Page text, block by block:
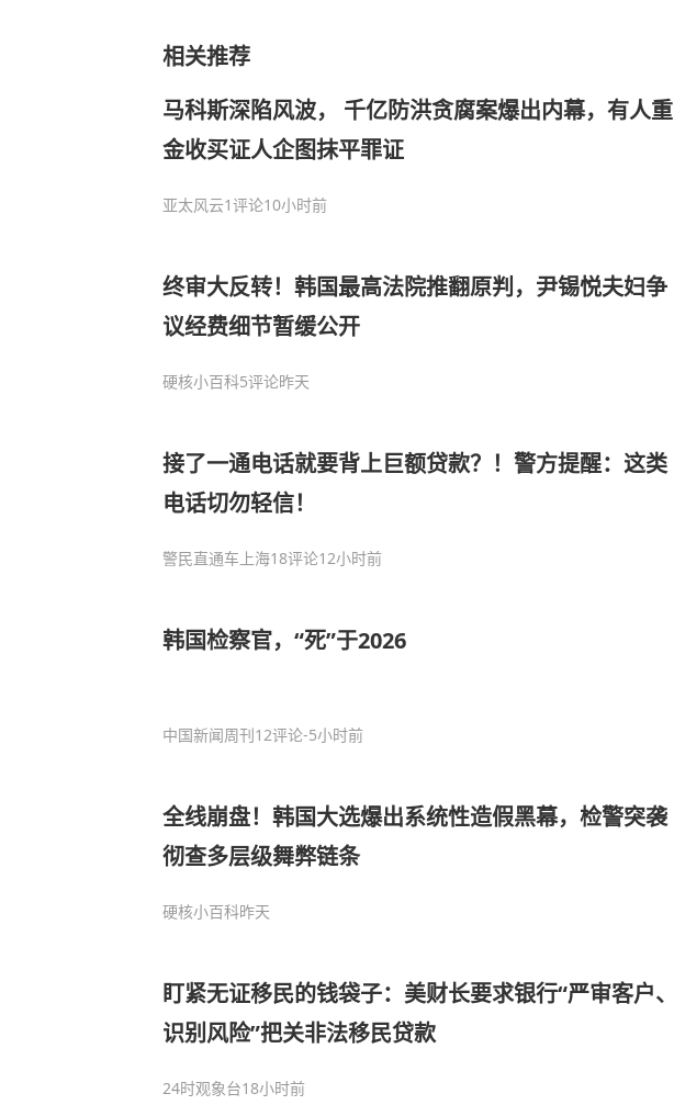
相关推荐
马科斯深陷风波， 千亿防洪贪腐案爆出内幕，有人重
金收买证人企图抹平罪证
亚太风云1评论10小时前
终审大反转！韩国最高法院推翻原判，尹锡悦夫妇争
议经费细节暂缓公开
硬核小百科5评论昨天
接了一通电话就要背上巨额贷款？！警方提醒：这类
电话切勿轻信！
警民直通车上海18评论12小时前
韩国检察官，“死”于2026
中国新闻周刊12评论-5小时前
全线崩盘！韩国大选爆出系统性造假黑幕，检警突袭
彻查多层级舞弊链条
硬核小百科昨天
盯紧无证移民的钱袋子：美财长要求银行“严审客户、
识别风险”把关非法移民贷款
24时观象台18小时前